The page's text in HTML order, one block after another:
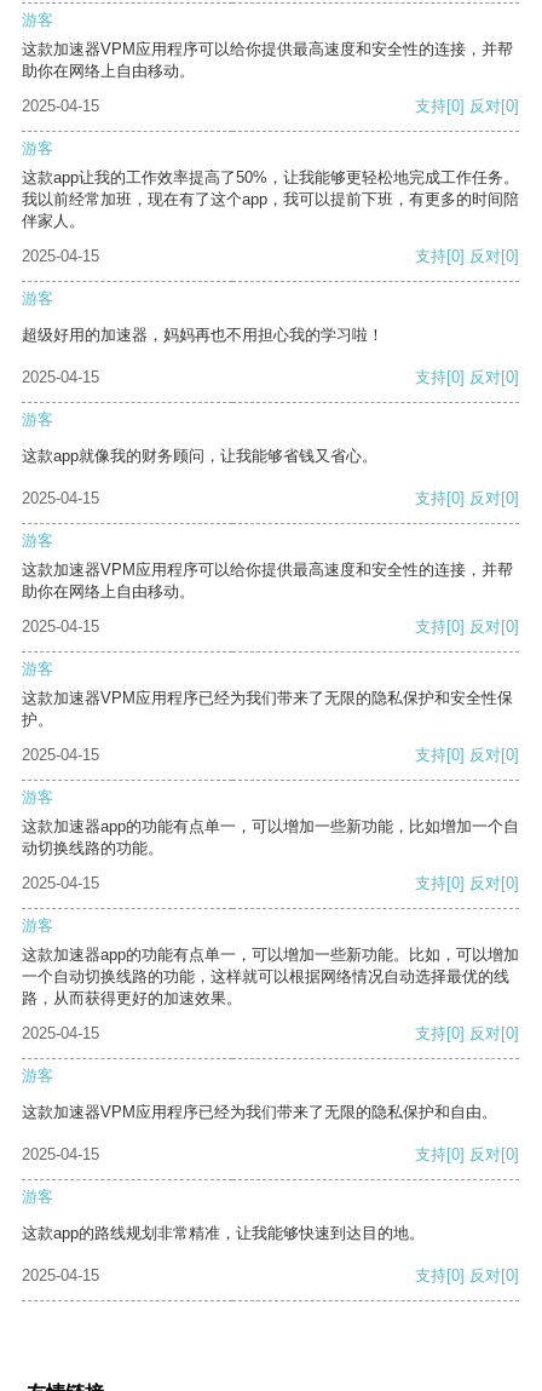
游客
这款加速器VPM应用程序可以给你提供最高速度和安全性的连接，并帮
助你在网络上自由移动。
2025-04-15
支持[0] 反对[0]
游客
这款app让我的工作效率提高了50%，让我能够更轻松地完成工作任务。
我以前经常加班，现在有了这个app，我可以提前下班，有更多的时间陪
伴家人。
2025-04-15
支持[0] 反对[0]
游客
超级好用的加速器，妈妈再也不用担心我的学习啦！
2025-04-15 支持[0] 反对[0]
游客
这款app就像我的财务顾问，让我能够省钱又省心。
2025-04-15 支持[0] 反对[0]
游客
这款加速器VPM应用程序可以给你提供最高速度和安全性的连接，并帮
助你在网络上自由移动。
2025-04-15
支持[0] 反对[0]
游客
这款加速器VPM应用程序已经为我们带来了无限的隐私保护和安全性保
护。
2025-04-15
支持[0] 反对[0]
游客
这款加速器app的功能有点单一，可以增加一些新功能，比如增加一个自
动切换线路的功能。
2025-04-15
支持[0] 反对[0]
游客
这款加速器app的功能有点单一，可以增加一些新功能。比如，可以增加
一个自动切换线路的功能，这样就可以根据网络情况自动选择最优的线
路，从而获得更好的加速效果。
2025-04-15
支持[0] 反对[0]
游客
这款加速器VPM应用程序已经为我们带来了无限的隐私保护和自由。
2025-04-15 支持[0] 反对[0]
游客
这款app的路线规划非常精准，让我能够快速到达目的地。
2025-04-15 支持[0] 反对[0]